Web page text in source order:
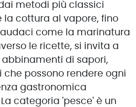
metodi più classici
la cottura al vapore, fino
come la marinatura
le ricette, si invita a
di sapori,
che possono rendere ogni
gastronomica
categoria 'pesce' è un